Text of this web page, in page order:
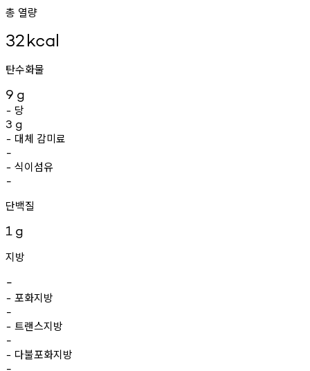
총 열량
32kcal
탄수화물
9 g
- 당
3 g
- 대체 감미료
-
- 식이섬유
-
단백질
1 g
지방
-
- 포화지방
-
- 트랜스지방
-
- 다불포화지방
-